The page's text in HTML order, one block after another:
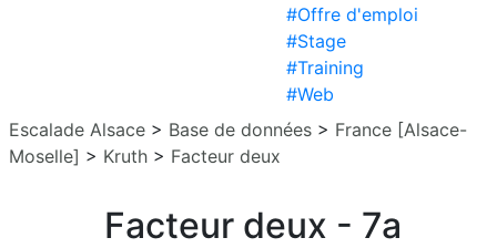
#Offre d'emploi
#Stage
#Training
#Web
Escalade Alsace > Base de données > France [Alsace-
Moselle] > Kruth > Facteur deux
Facteur deux - 7a